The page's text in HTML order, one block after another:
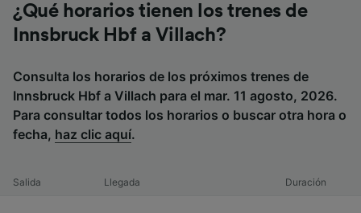
¿Qué horarios tienen los trenes de
Innsbruck Hbf a Villach?
Consulta los horarios de los próximos trenes de
Innsbruck Hbf a Villach para el mar. 11 agosto, 2026.
Para consultar todos los horarios o buscar otra hora o
fecha, haz clic aquí.
Salida Llegada Duración